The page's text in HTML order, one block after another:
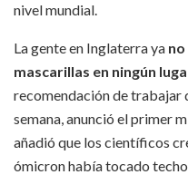
nivel mundial.
La gente en Inglaterra ya
mascarillas en ningún
recomendación de trabajar
semana, anunció el primer
añadió que los científicos
ómicron había tocado